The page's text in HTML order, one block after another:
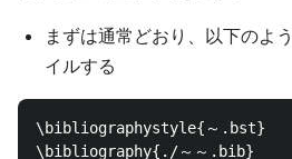
まずは通常どおり、以下のよ
イルする
\bibliographystyle{～.bst}